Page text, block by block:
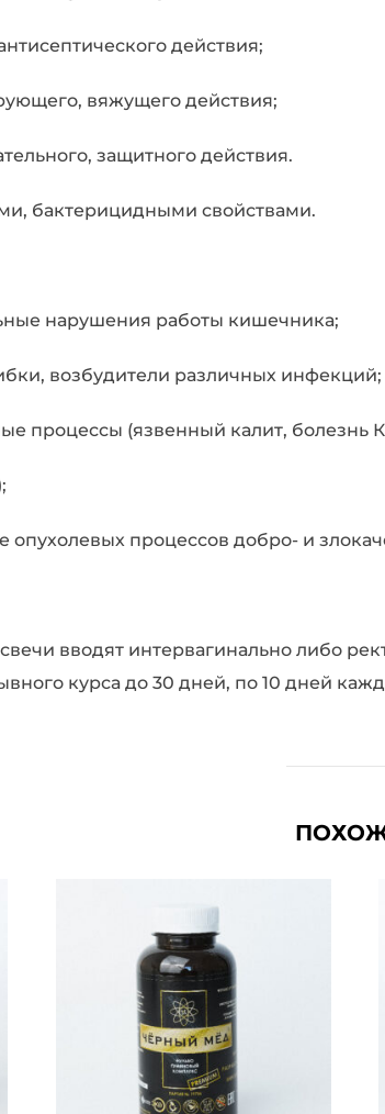
действия;
вяжущего действия;
защитного действия.
бактерицидными свойствами.
нарушения работы кишечника;
возбудители различных инфекций;
процессы (язвенный калит, болезнь
опухолевых процессов добро- и
вводят интервагинально либо
курса до 30 дней, по 10 дней